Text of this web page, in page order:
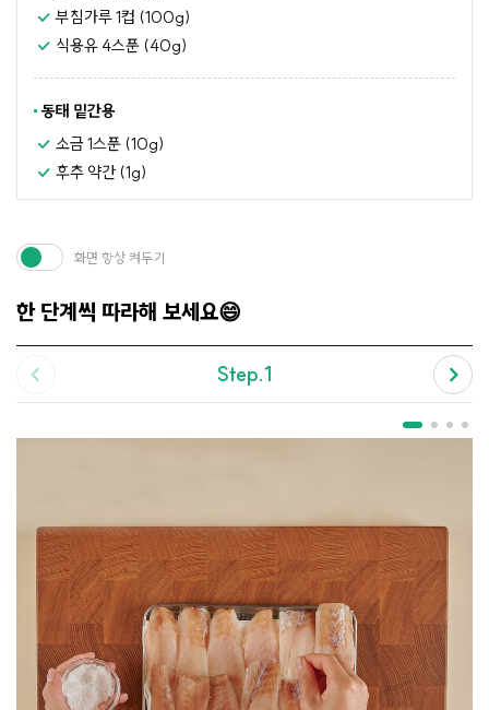
부침가루 1컵 (100g)
식용유 4스푼 (40g)
동태 밑간용
소금 1스푼 (10g)
후추 약간 (1g)
한 단계씩 따라해 보세요😄
화면 항상 켜두기
Step.1